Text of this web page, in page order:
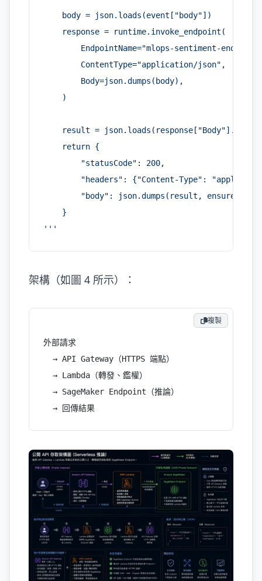
    body = json.loads(event["body"])
    response = runtime.invoke_endpoint(
EndpointName="mlops-sentiment-
        ContentType="application/json",
        Body=json.dumps(body),
    )
result =
    return {
        "statusCode": 200,
"headers": {"Content-Type":
"body": json.dumps(result,
    }
'''
架構（如圖 4 所示）：
外部請求
  → API Gateway（HTTPS 端點）
  → Lambda（轉發、鑑權）
  → SageMaker Endpoint（推論）
  → 回傳結果
複製